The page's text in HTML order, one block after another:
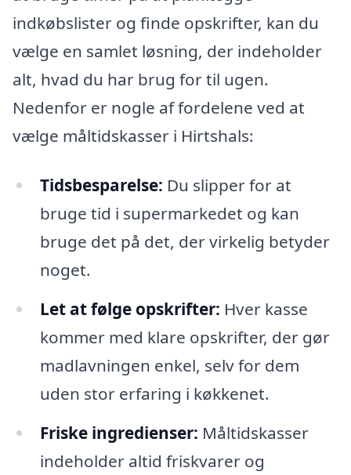
indkøbslister og finde opskrifter, kan du
vælge en samlet løsning, der indeholder
alt, hvad du har brug for til ugen.
Nedenfor er nogle af fordelene ved at
vælge måltidskasser i Hirtshals:
Tidsbesparelse: Du slipper for at
bruge tid i supermarkedet og kan
bruge det på det, der virkelig betyder
noget.
Let at følge opskrifter: Hver kasse
kommer med klare opskrifter, der gør
madlavningen enkel, selv for dem
uden stor erfaring i køkkenet.
Friske ingredienser: Måltidskasser
indeholder altid friskvarer og